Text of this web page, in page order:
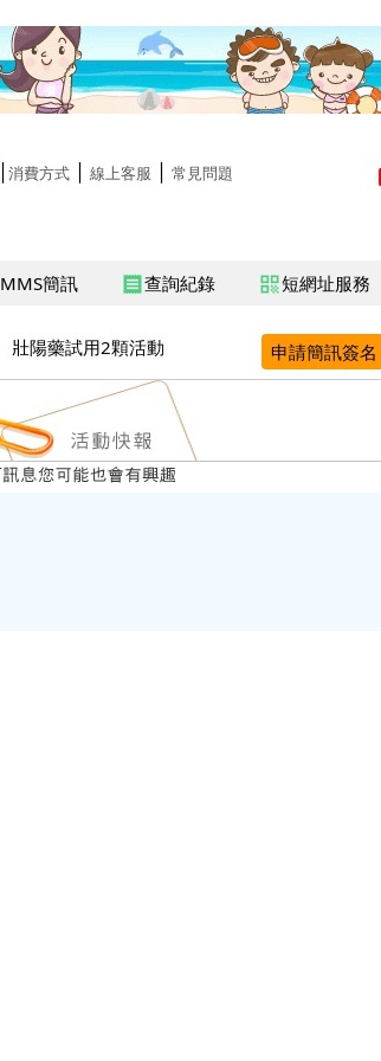
消費方式 線上客服 常見問題
MMS簡訊 receipt 查詢紀錄 qr_code短網址服務
壯陽藥試用2顆活動 申請簡訊簽名